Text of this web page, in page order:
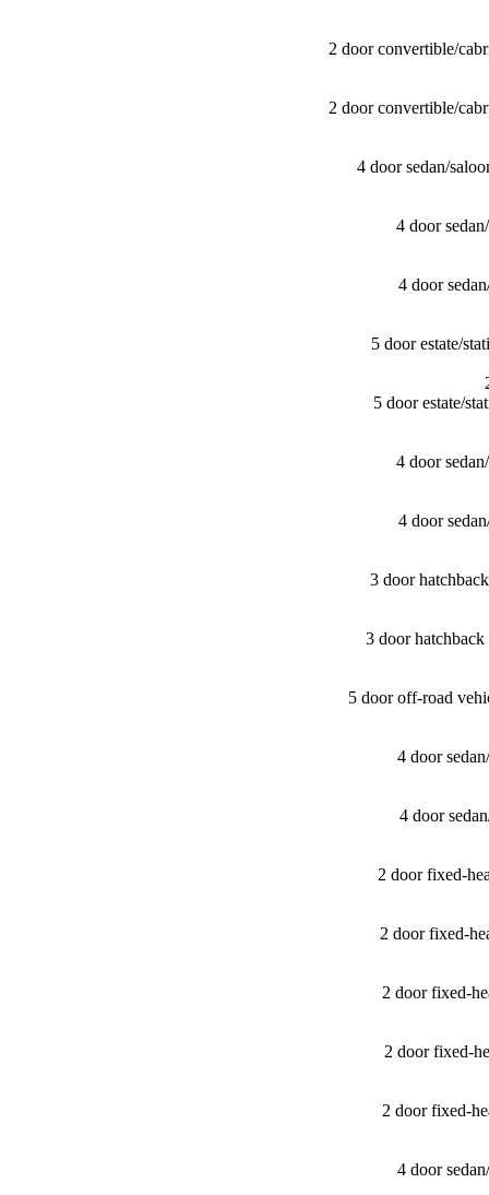
2 door convertible/​
2 door convertible/​
4 door sedan/​
4 door
4 door
5 door estate/​
5 door estate/​
4 door
4 door
3 door
3 door
5 door off-road
4 door
4 door
2 door fixed-
2 door fixed-
2 door fixed-
2 door fixed-
2 door fixed-
4 door